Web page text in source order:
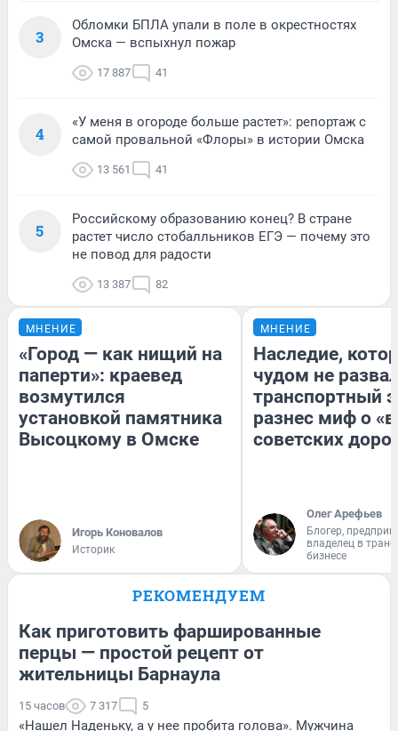
3
Обломки БПЛА упали в поле в окрестностях
Омска — вспыхнул пожар
17 887 41
4
«У меня в огороде больше растет»: репортаж с
самой провальной «Флоры» в истории Омска
13 561 41
5
Российскому образованию конец? В стране
растет число стобалльников ЕГЭ — почему это
не повод для радости
13 387 82
МНЕНИЕ
«Город — как нищий на
паперти»: краевед
возмутился
установкой памятника
Высоцкому в Омске
Игорь Коновалов
Историк
МНЕНИЕ
Наследие,
чудом не
транспортный
разнес миф о
советских
Олег Арефьев
Блогер,
владелец в
бизнесе
РЕКОМЕНДУЕМ
Как приготовить фаршированные
перцы — простой рецепт от
жительницы Барнаула
15 часов 7 317 5
«Нашел Наденьку, а у нее пробита голова». Мужчина